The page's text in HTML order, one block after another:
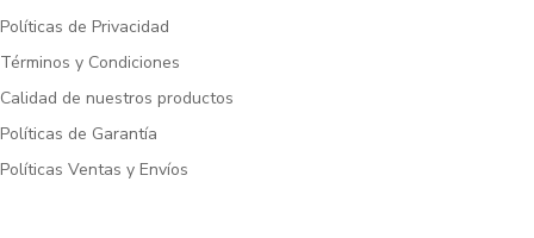
Políticas de Privacidad
Términos y Condiciones
Calidad de nuestros productos
Políticas de Garantía
Políticas Ventas y Envíos